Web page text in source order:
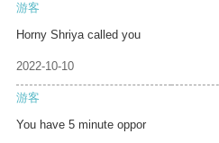
游客
Horny Shriya called you
2022-10-10
游客
You have 5 minute oppor